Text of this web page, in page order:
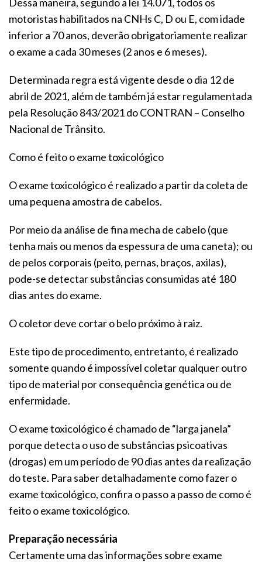
motoristas habilitados na CNHs C, D ou E, com idade
inferior a 70 anos, deverão obrigatoriamente realizar
o exame a cada 30 meses (2 anos e 6 meses).
Determinada regra está vigente desde o dia 12 de
abril de 2021, além de também já estar regulamentada
pela Resolução 843/2021 do CONTRAN – Conselho
Nacional de Trânsito.
Como é feito o exame toxicológico
O exame toxicológico é realizado a partir da coleta de
uma pequena amostra de cabelos.
Por meio da análise de fina mecha de cabelo (que
tenha mais ou menos da espessura de uma caneta); ou
de pelos corporais (peito, pernas, braços, axilas),
pode-se detectar substâncias consumidas até 180
dias antes do exame.
O coletor deve cortar o belo próximo à raiz.
Este tipo de procedimento, entretanto, é realizado
somente quando é impossível coletar qualquer outro
tipo de material por consequência genética ou de
enfermidade.
O exame toxicológico é chamado de “larga janela”
porque detecta o uso de substâncias psicoativas
(drogas) em um período de 90 dias antes da realização
do teste. Para saber detalhadamente como fazer o
exame toxicológico, confira o passo a passo de como é
feito o exame toxicológico.
Preparação necessária
Certamente uma das informações sobre exame